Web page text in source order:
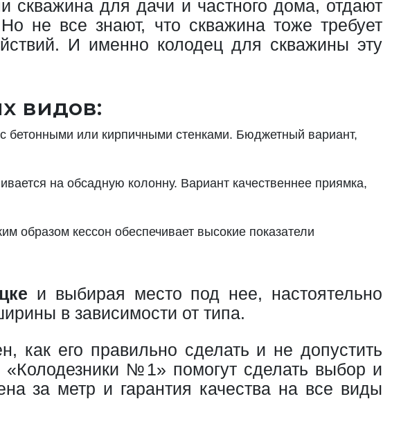
для дачи и частного дома, отдают
не все знают, что скважина тоже требует
И именно колодец для скважины эту
видов:
бетонными или кирпичными стенками. Бюджетный вариант,
на обсадную колонну. Вариант качественнее приямка,
образом кессон обеспечивает высокие показатели
и выбирая место под нее, настоятельно
в зависимости от типа.
его правильно сделать и не допустить
№1» помогут сделать выбор и
за метр и гарантия качества на все виды